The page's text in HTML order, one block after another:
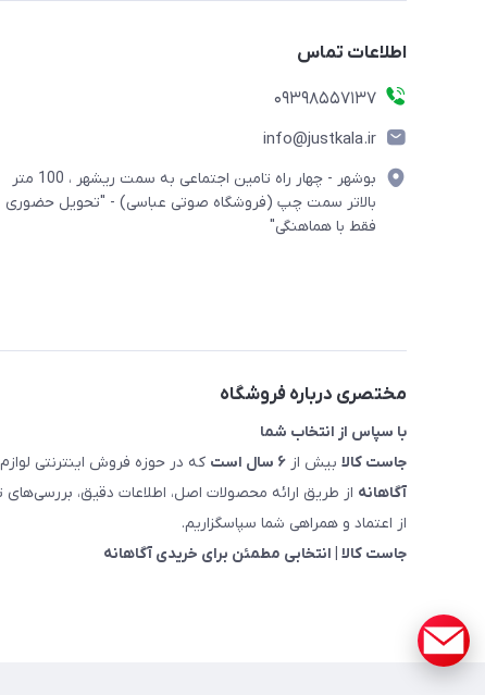
اطلاعات تماس
09398557137
info@justkala.ir
بوشهر - چهار راه تامین اجتماعی به سمت ریشهر ، 100 متر
بالاتر سمت چپ (فروشگاه صوتی عباسی) - "تحویل حضوری
فقط با هماهنگی"
مختصری درباره فروشگاه
با سپاس از انتخاب شما
جاست کالا بیش از ۶ سال است که در حوزه فروش اینترنتی
آگاهانه از طریق ارائه محصولات اصل، اطلاعات دقیق،
از اعتماد و همراهی شما سپاسگزاریم.
جاست کالا | انتخابی مطمئن برای خریدی آگاهانه